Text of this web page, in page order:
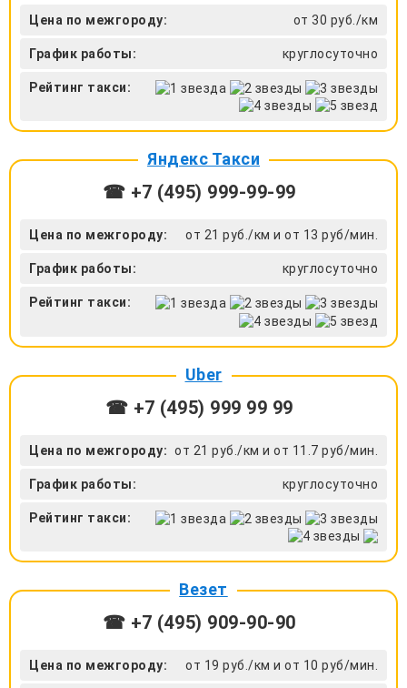
Цена по межгороду: от 30 руб./км
График работы: круглосуточно
Рейтинг такси:
Яндекс Такси
☎ +7 (495) 999-99-99
Цена по межгороду: от 21 руб./км и от 13 руб/мин.
График работы: круглосуточно
Рейтинг такси:
Uber
☎ +7 (495) 999 99 99
Цена по межгороду: от 21 руб./км и от 11.7 руб/мин.
График работы: круглосуточно
Рейтинг такси:
Везет
☎ +7 (495) 909-90-90
Цена по межгороду: от 19 руб./км и от 10 руб/мин.